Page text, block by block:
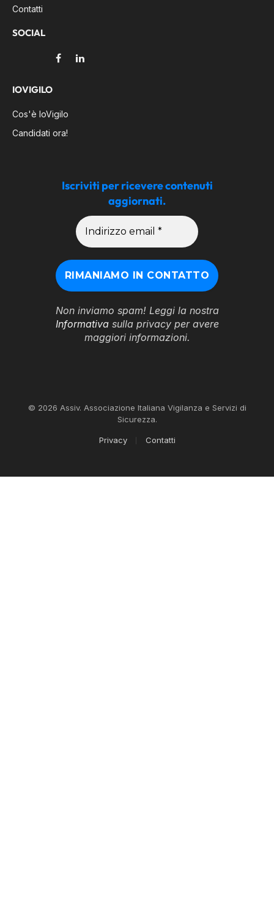
Contatti
SOCIAL
FacebookLinkedIn
IOVIGILO
Cos'è IoVigilo
Candidati ora!
Iscriviti per ricevere contenuti
aggiornati.
Non inviamo spam! Leggi la nostra
Informativasulla privacy per avere
maggiori informazioni.
© 2026 Assiv. Associazione Italiana Vigilanza e Servizi di
Sicurezza.
Privacy Contatti